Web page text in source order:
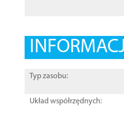
Typ zasobu:
Układ współrzędnych: